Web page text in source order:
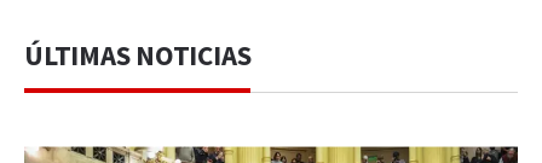
ÚLTIMAS NOTICIAS